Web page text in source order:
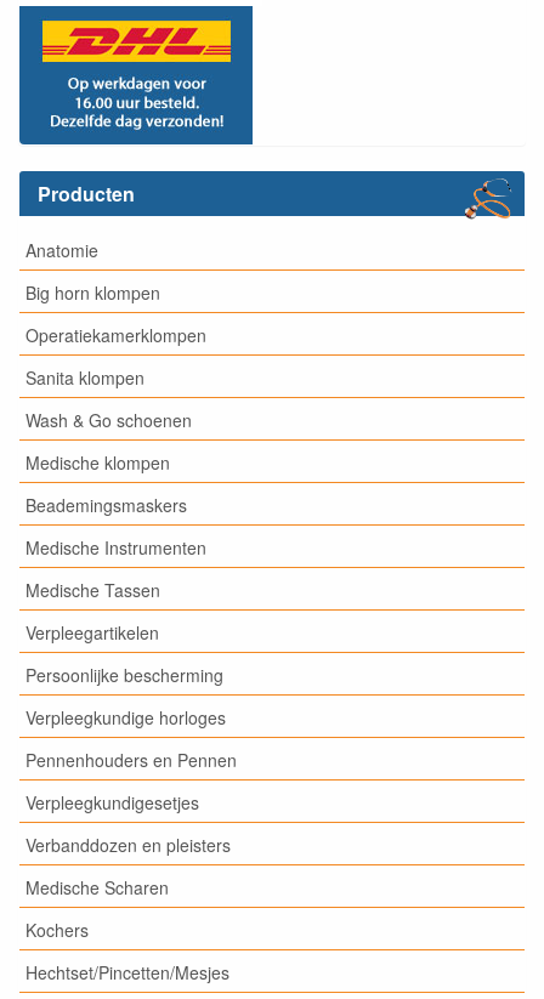
Producten
Anatomie
Big horn klompen
Operatiekamerklompen
Sanita klompen
Wash & Go schoenen
Medische klompen
Beademingsmaskers
Medische Instrumenten
Medische Tassen
Verpleegartikelen
Persoonlijke bescherming
Verpleegkundige horloges
Pennenhouders en Pennen
Verpleegkundigesetjes
Verbanddozen en pleisters
Medische Scharen
Kochers
Hechtset/Pincetten/Mesjes